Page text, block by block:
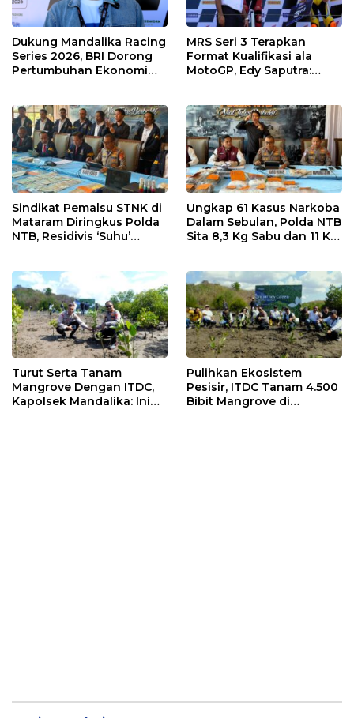
Dukung Mandalika Racing
Series 2026, BRI Dorong
Pertumbuhan Ekonomi
MRS Seri 3 Terapkan
Format Kualifikasi ala
MotoGP, Edy Saputra:
Sindikat Pemalsu STNK di
Mataram Diringkus Polda
NTB, Residivis ‘Suhu’
Ungkap 61 Kasus Narkoba
Dalam Sebulan, Polda NTB
Sita 8,3 Kg Sabu dan 11 Kg
Turut Serta Tanam
Mangrove Dengan ITDC,
Kapolsek Mandalika: Ini
Pulihkan Ekosistem
Pesisir, ITDC Tanam 4.500
Bibit Mangrove di